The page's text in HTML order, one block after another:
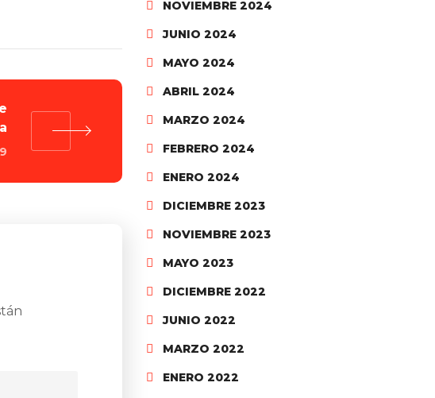
NOVIEMBRE 2024
JUNIO 2024
MAYO 2024
ABRIL 2024
MARZO 2024
FEBRERO 2024
ENERO 2024
DICIEMBRE 2023
NOVIEMBRE 2023
MAYO 2023
DICIEMBRE 2022
JUNIO 2022
MARZO 2022
ENERO 2022